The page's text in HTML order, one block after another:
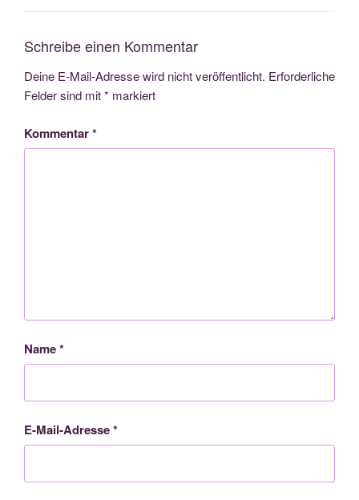
Schreibe einen Kommentar
Deine E-Mail-Adresse wird nicht veröffentlicht. Erforderliche
Felder sind mit* markiert
Kommentar*
Name*
E-Mail-Adresse*